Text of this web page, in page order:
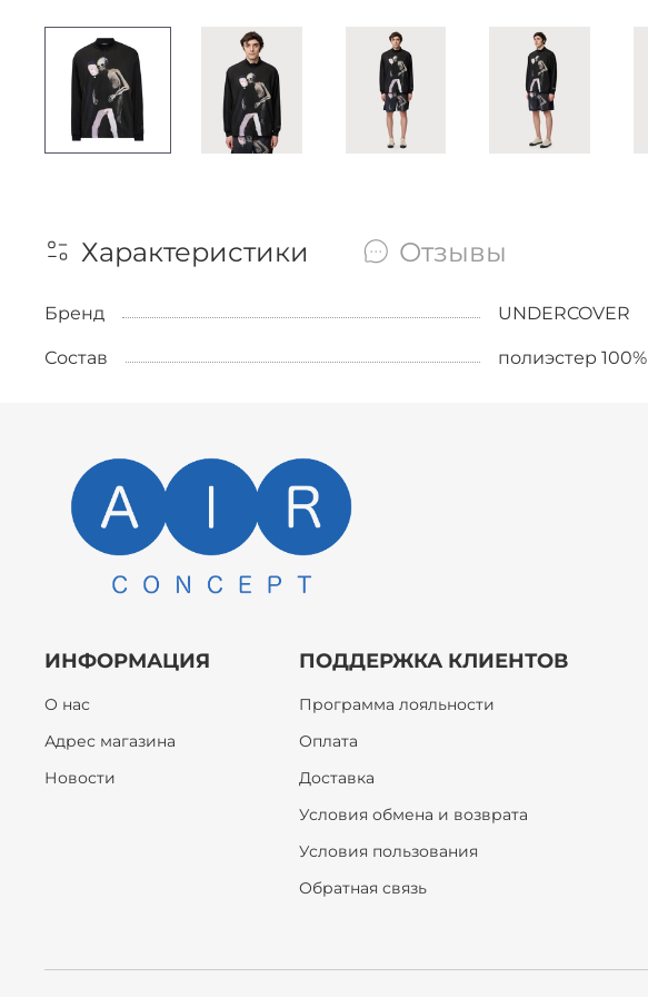
Характеристики Отзывы
Бренд UNDERCOVER
Состав полиэстер 100%
ИНФОРМАЦИЯ
О нас
Адрес магазина
Новости
ПОДДЕРЖКА КЛИЕНТОВ
Программа лояльности
Оплата
Доставка
Условия обмена и возврата
Условия пользования
Обратная связь